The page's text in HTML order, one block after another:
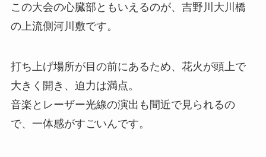
この大会の心臓部ともいえるのが、吉野川大川橋
の上流側河川敷です。
打ち上げ場所が目の前にあるため、花火が頭上で
大きく開き、迫力は満点。
音楽とレーザー光線の演出も間近で見られるの
で、一体感がすごいんです。